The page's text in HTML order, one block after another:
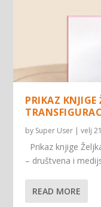
PRIKAZ KNJIGE
by Super User |velj
Prikaz knjige
– društvena i
READ MORE